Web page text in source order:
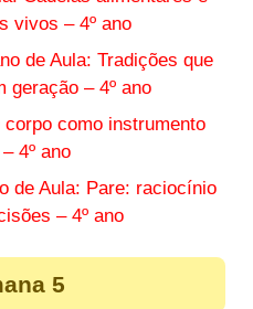
vivos – 4º ano
de Aula: Tradições que
geração – 4º ano
corpo como instrumento
4º ano
de Aula: Pare: raciocínio
– 4º ano
5